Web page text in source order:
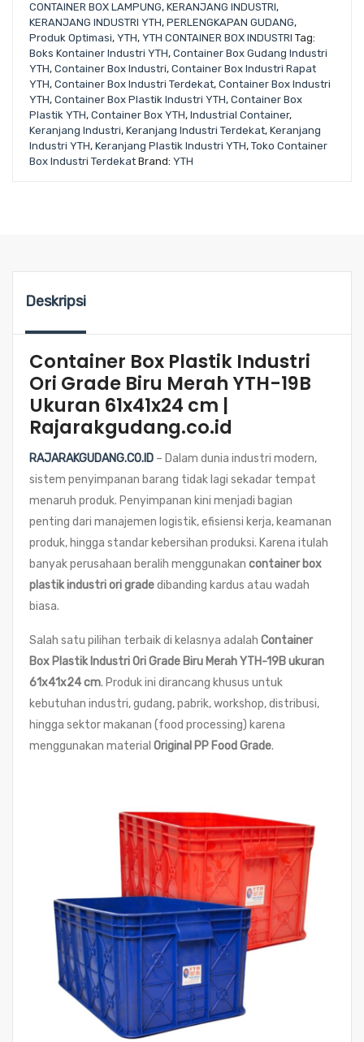
CONTAINER BOX LAMPUNG, KERANJANG INDUSTRI,
KERANJANG INDUSTRI YTH, PERLENGKAPAN GUDANG,
Produk Optimasi, YTH, YTH CONTAINER BOX INDUSTRI Tag:
Boks Kontainer Industri YTH, Container Box Gudang Industri
YTH, Container Box Industri, Container Box Industri Rapat
YTH, Container Box Industri Terdekat, Container Box Industri
YTH, Container Box Plastik Industri YTH, Container Box
Plastik YTH, Container Box YTH, Industrial Container,
Keranjang Industri, Keranjang Industri Terdekat, Keranjang
Industri YTH, Keranjang Plastik Industri YTH, Toko Container
Box Industri Terdekat Brand: YTH
Deskripsi
Container Box Plastik Industri
Ori Grade Biru Merah YTH-19B
Ukuran 61x41x24 cm |
Rajarakgudang.co.id
RAJARAKGUDANG.CO.ID – Dalam dunia industri modern,
sistem penyimpanan barang tidak lagi sekadar tempat
menaruh produk. Penyimpanan kini menjadi bagian
penting dari manajemen logistik, efisiensi kerja, keamanan
produk, hingga standar kebersihan produksi. Karena itulah
banyak perusahaan beralih menggunakan container box
plastik industri ori gradedibanding kardus atau wadah
biasa.
Salah satu pilihan terbaik di kelasnya adalah Container
Box Plastik Industri Ori Grade Biru Merah YTH-19B ukuran
61x41x24 cm. Produk ini dirancang khusus untuk
kebutuhan industri, gudang, pabrik, workshop, distribusi,
hingga sektor makanan (food processing) karena
menggunakan material Original PP Food Grade.